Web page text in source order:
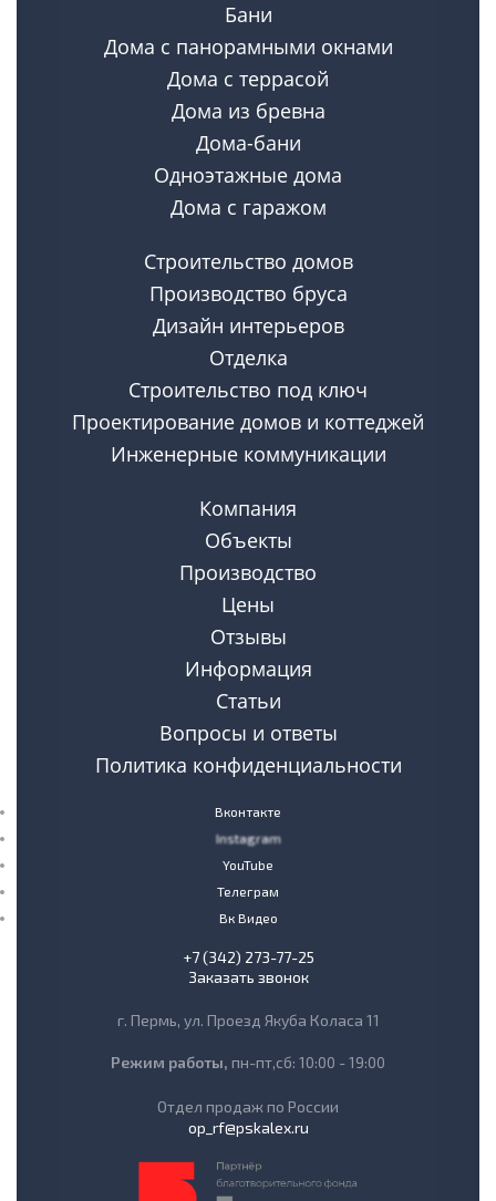
Бани
Дома с панорамными окнами
Дома с террасой
Дома из бревна
Дома-бани
Одноэтажные дома
Дома с гаражом
Строительство домов
Производство бруса
Дизайн интерьеров
Отделка
Строительство под ключ
Проектирование домов и коттеджей
Инженерные коммуникации
Компания
Объекты
Производство
Цены
Отзывы
Информация
Статьи
Вопросы и ответы
Политика конфиденциальности
Вконтакте
Instagram
YouTube
Телеграм
Вк Видео
+7 (342) 273-77-25
Заказать звонок
г. Пермь, ул. Проезд Якуба Коласа 11
Режим работы, пн-пт,сб: 10:00 - 19:00
Отдел продаж по России
op_rf@pskalex.ru